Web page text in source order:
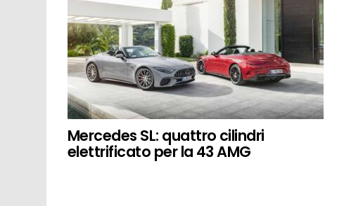
Mercedes SL: quattro cilindri
elettrificato per la 43 AMG